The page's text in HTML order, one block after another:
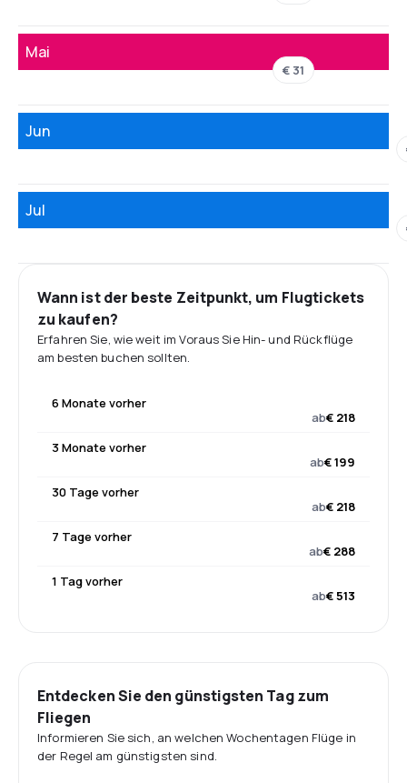
Mai
€ 31
Jun
Jul
Wann ist der beste Zeitpunkt, um Flugtickets
zu kaufen?
Erfahren Sie, wie weit im Voraus Sie Hin- und Rückflüge
am besten buchen sollten.
6 Monate vorher
ab€ 218
3 Monate vorher
ab€ 199
30 Tage vorher
ab€ 218
7 Tage vorher
ab€ 288
1 Tag vorher
ab€ 513
Entdecken Sie den günstigsten Tag zum
Fliegen
Informieren Sie sich, an welchen Wochentagen Flüge in
der Regel am günstigsten sind.